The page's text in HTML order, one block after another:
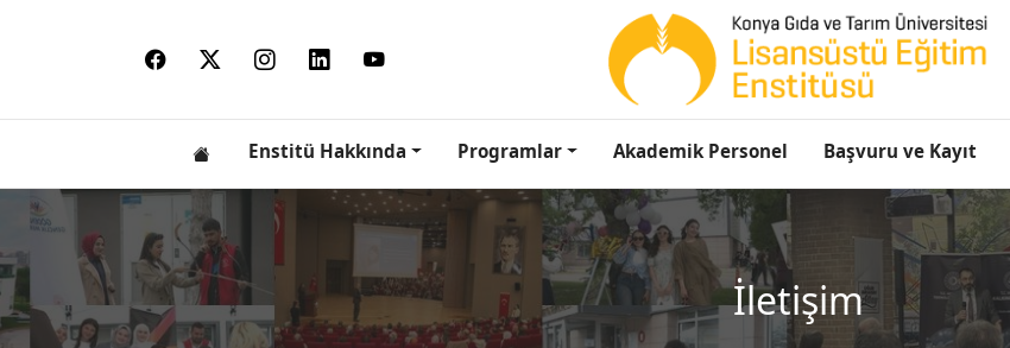
Enstitü Hakkında Programlar Akademik Personel Başvuru ve Kayıt
İletişim